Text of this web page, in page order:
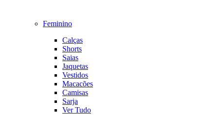
Feminino
Calças
Shorts
Saias
Jaquetas
Vestidos
Macacões
Camisas
Sarja
Ver Tudo